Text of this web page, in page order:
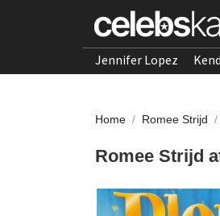
Jennifer Lopez
Home / Romee Strijd /
Romee Strijd